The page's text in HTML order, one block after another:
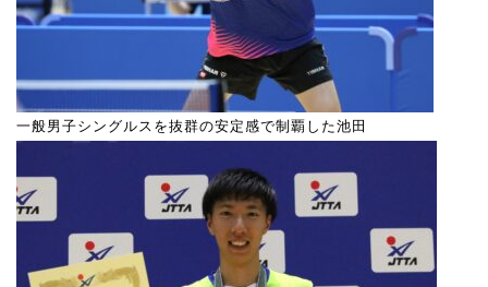
一般男子シングルスを抜群の安定感で制覇した池田